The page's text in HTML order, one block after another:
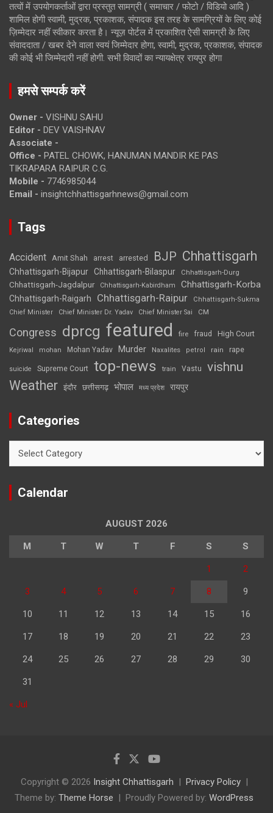
तत्वों में उपयोगकर्ताओं द्वारा प्रस्तुत सामग्री ( समाचार / फोटो / विडियो आदि )
शामिल होगी स्वामी, मुद्रक, प्रकाशक, संपादक इस तरह के सामग्रियों के लिए कोई
ज़िम्मेदार नहीं स्वीकार करता है। न्यूज़ पोर्टल में प्रकाशित ऐसी सामग्री के लिए
संवाददाता / खबर देने वाला स्वयं जिम्मेदार होगा, स्वामी, मुद्रक, प्रकाशक, संपादक
की कोई भी जिम्मेदारी नहीं होगी. सभी विवादों का न्यायक्षेत्र रायपुर होगा
हमसे सम्पर्क करें
Owner - VISHNU SAHU
Editor - DEV VAISHNAV
Associate -
Office - PATEL CHOWK, HANUMAN MANDIR KE PAS
TIKRAPARA RAIPUR C.G.
Mobile - 7746985044
Email - insightchhattisgarhnews@gmail.com
Tags
Accident Amit Shah arrest arrested BJP Chhattisgarh
Chhattisgarh-Bijapur Chhattisgarh-Bilaspur Chhattisgarh-Durg
Chhattisgarh-Jagdalpur Chhattisgarh-Kabirdham Chhattisgarh-Korba
Chhattisgarh-Raigarh Chhattisgarh-Raipur
Chhattisgarh-Sukma
Chief Minister
Chief Minister Dr. Yadav Chief Minister Sai CM
Congress dprcg featured fire fraud High Court
Kejriwal mohan Mohan Yadav Murder Naxalites petrol rain rape
suicide Supreme Court top-news train Vastu vishnu
Weather इंदौर छत्तीसगढ़ भोपाल मध्य प्रदेश रायपुर
Categories
Calendar
AUGUST 2026
M T W T F S S
1 2
3 4 5 6 7 8 9
10 11 12 13 14 15 16
17 18 19 20 21 22 23
24 25 26 27 28 29 30
31
« Jul
Copyright © 2026 Insight Chhattisgarh
Privacy Policy
Theme by: Theme Horse Proudly Powered by: WordPress